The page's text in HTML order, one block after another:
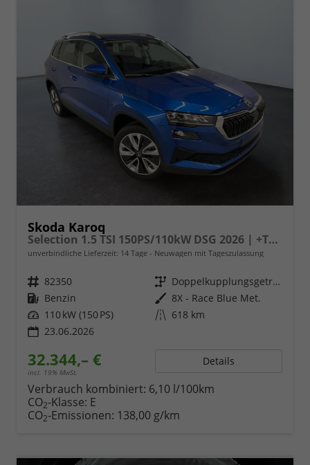
Skoda Karoq
Selection 1.5 TSI 150PS/110kW DSG 2026 | +TravelAssist +RFK & Parksensoren +Var. Gepäckraumboden
unverbindliche Lieferzeit: 14 Tage Neuwagen mit Tageszulassung
Fahrzeugnr. 82350 Getriebe
Doppelkupplungsgetriebe (DSG)
Kraftstoff Benzin Außenfarbe 8X - Race Blue Met.
Leistung 110 kW (150 PS) Kilometerstand 618 km
23.06.2026
32.344,– €
incl. 19% MwSt.
Details
Verbrauch kombiniert: 6,10 l/100km
CO2-Klasse: E
CO2-Emissionen: 138,00 g/km